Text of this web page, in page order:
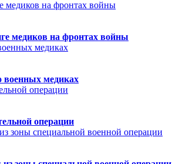
медиков на фронтах войны
военных медиках
операции